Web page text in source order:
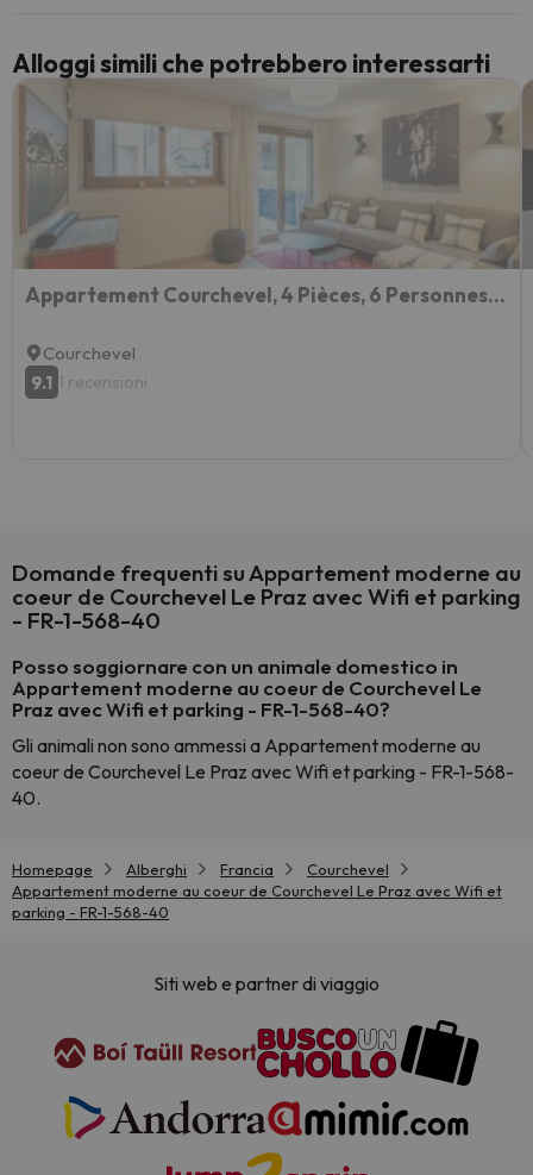
Alloggi simili che potrebbero interessarti
Appartement Courchevel, 4 Pièces, 6 Personnes - Fr-1-568-39
Courchevel
9.1 1 recensioni
Domande frequenti su Appartement moderne au
coeur de Courchevel Le Praz avec Wifi et parking
- FR-1-568-40
Posso soggiornare con un animale domestico in
Appartement moderne au coeur de Courchevel Le
Praz avec Wifi et parking - FR-1-568-40?
Gli animali non sono ammessi a Appartement moderne au
coeur de Courchevel Le Praz avec Wifi et parking - FR-1-568-
40.
Homepage Alberghi Francia
Courchevel
Appartement moderne au coeur de Courchevel Le Praz avec Wifi et
parking - FR-1-568-40
Siti web e partner di viaggio